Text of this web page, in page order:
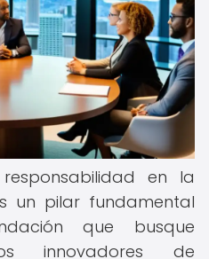
en la
un pilar fundamental
que busque
innovadores de